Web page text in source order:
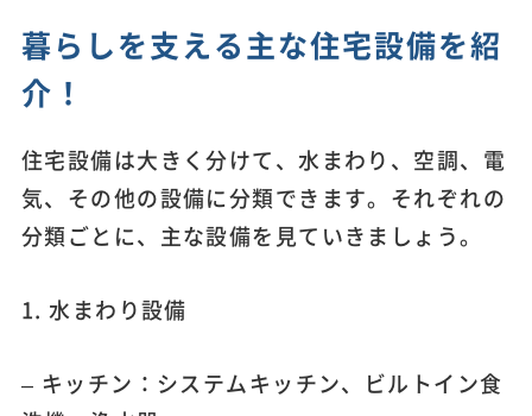
暮らしを支える主な住宅設備を紹
介！
住宅設備は大きく分けて、水まわり、空調、電
気、その他の設備に分類できます。それぞれの
分類ごとに、主な設備を見ていきましょう。
1. 水まわり設備
– キッチン：システムキッチン、ビルトイン食